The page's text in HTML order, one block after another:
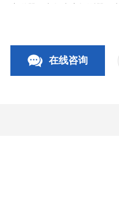
变送器、电气火灾探测器、
在线咨询